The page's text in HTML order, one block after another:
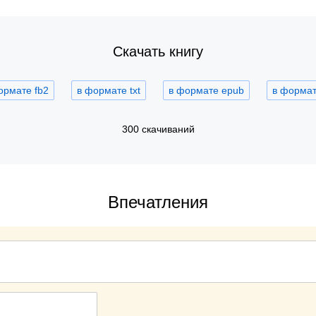
Скачать книгу
fb2 в формате txt в формате epub в
300 скачиваний
Впечатления